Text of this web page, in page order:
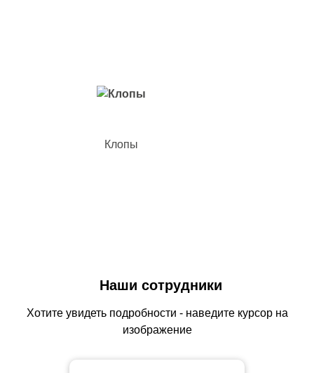
Клопы
Наши сотрудники
Хотите увидеть подробности - наведите курсор на
изображение